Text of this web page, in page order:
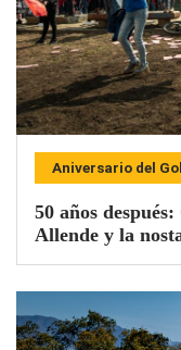
Aniversario del
50 años
Allende y la